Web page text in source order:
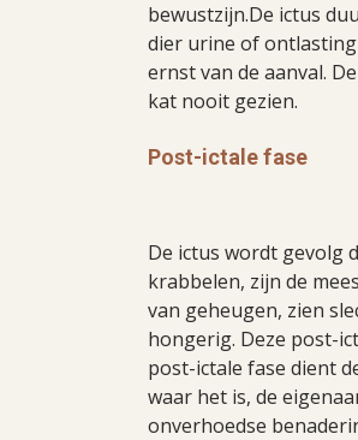
bewustzijn.De ictus
dier urine of
ernst van de aanval.
kat nooit gezien.
Post-ictale fase
De ictus wordt gevolg
krabbelen, zijn de
van geheugen, zien
hongerig. Deze post-
post-ictale fase dient
waar het is, de
onverhoedse